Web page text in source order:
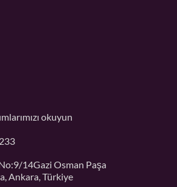
okuyun
14Gazi Osman Paşa
Ankara, Türkiye